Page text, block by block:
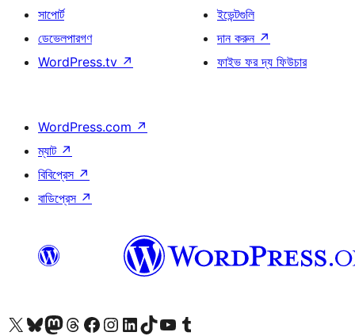
সাপোর্ট
ডেভেলপারগণ
WordPress.tv ↗
ইভেন্টগুলি
দান করুন ↗
ফাইভ ফর দ্য ফিউচার
WordPress.com ↗
ম্যাট ↗
বিবিপ্রেস ↗
বাডিপ্রেস ↗
আমাদের X (আগের টুইটার) অ্যাকাউন্টে যানআমাদের Bluesky অ্যাকাউন্টটি দেখুনআমাদের মাস্টোডন অ্যাকাউন্টটি দেখুনআমাদের থ্রেডস অ্যাকাউন্টটি দেখুনআমাদের ফেসবুক পেজ দেখুনআমাদের ইন্সটাগ্রাম অ্যাকাউন্ট দেখুনআমাদের লিঙ্কডইন অ্যাকাউন্টে যানআমাদের TikTok অ্যাকাউন্টটি দেখুনআমাদের ইউটিউব চ্যানেলে যান আমাদের টাম্বলার অ্যাকাউন্ট দেখুন